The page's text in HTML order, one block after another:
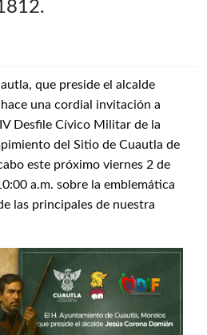
que preside el alcalde
una cordial invitación a
Desfile Cívico Militar de la
del Sitio de Cuautla de
este próximo viernes 2 de
a.m. sobre la emblemática
las principales de nuestra